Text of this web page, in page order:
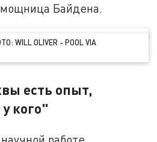
Байдена.
WILL OLIVER - POOL VIA
есть опыт,
кого"
работе